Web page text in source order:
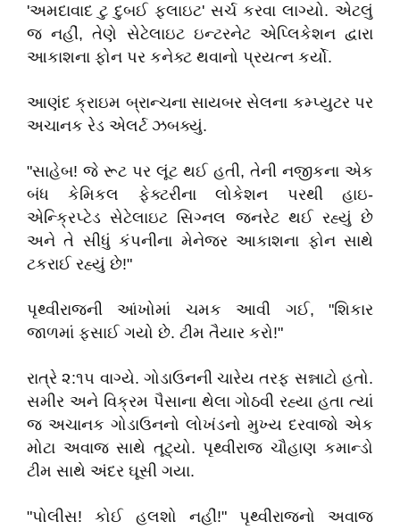
'અમદાવાદ ટુ દુબઈ ફ્લાઇટ' સર્ચ કરવા લાગ્યો. એટલું
જ નહીં, તેણે સેટેલાઇટ ઇન્ટરનેટ એપ્લિકેશન દ્વારા
આકાશના ફોન પર કનેક્ટ થવાનો પ્રયત્ન કર્યો.
આણંદ ક્રાઇમ બ્રાન્ચના સાયબર સેલના કમ્પ્યુટર પર
અચાનક રેડ એલર્ટ ઝબક્યું.
"સાહેબ! જે રૂટ પર લૂંટ થઈ હતી, તેની નજીકના એક
બંધ કેમિકલ ફેક્ટરીના લોકેશન પરથી હાઇ-
એન્ક્રિપ્ટેડ સેટેલાઇટ સિગ્નલ જનરેટ થઈ રહ્યું છે
અને તે સીધું કંપનીના મેનેજર આકાશના ફોન સાથે
ટકરાઈ રહ્યું છે!"
પૃથ્વીરાજની આંખોમાં ચમક આવી ગઈ, "શિકાર
જાળમાં ફસાઈ ગયો છે. ટીમ તૈયાર કરો!"
રાત્રે ૨:૧૫ વાગ્યે. ગોડાઉનની ચારેય તરફ સન્નાટો હતો.
સમીર અને વિક્રમ પૈસાના થેલા ગોઠવી રહ્યા હતા ત્યાં
જ અચાનક ગોડાઉનનો લોખંડનો મુખ્ય દરવાજો એક
મોટા અવાજ સાથે તૂટ્યો. પૃથ્વીરાજ ચૌહાણ કમાન્ડો
ટીમ સાથે અંદર ઘૂસી ગયા.
"પોલીસ! કોઈ હલશો નહીં!" પૃથ્વીરાજનો અવાજ